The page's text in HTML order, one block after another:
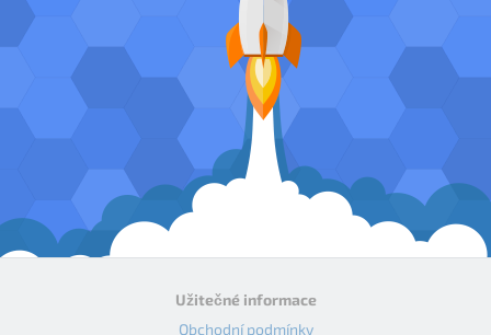
Užitečné informace
Obchodní podmínky